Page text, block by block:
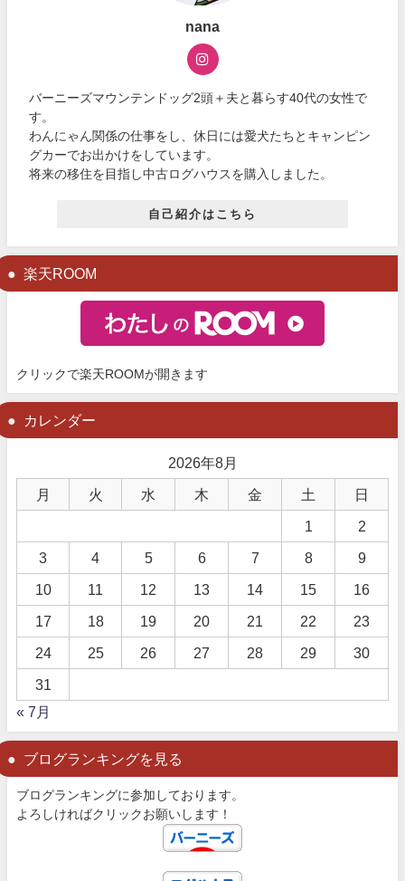
nana
バーニーズマウンテンドッグ2頭＋夫と暮らす40代の女性で
す。
わんにゃん関係の仕事をし、休日には愛犬たちとキャンピン
グカーでお出かけをしています。
将来の移住を目指し中古ログハウスを購入しました。
自己紹介はこちら
楽天ROOM
クリックで楽天ROOMが開きます
カレンダー
2026年8月
月 火 水 木 金 土 日
1 2
3 4 5 6 7 8 9
10 11 12 13 14 15 16
17 18 19 20 21 22 23
24 25 26 27 28 29 30
31
« 7月
ブログランキングを見る
ブログランキングに参加しております。
よろしければクリックお願いします！